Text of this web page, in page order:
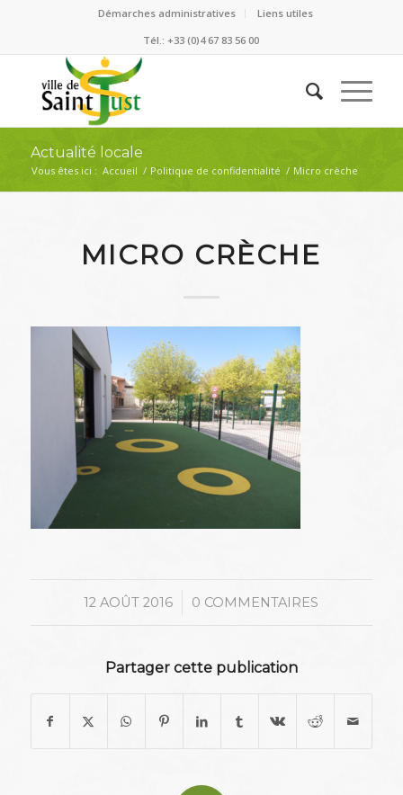
Démarches administratives
Liens utiles
Tél.: +33 (0)4 67 83 56 00
Actualité locale
Vous êtes ici : Accueil / Politique de confidentialité / Micro crèche
MICRO CRÈCHE
12 AOÛT 2016
/ 0 COMMENTAIRES
Partager cette publication